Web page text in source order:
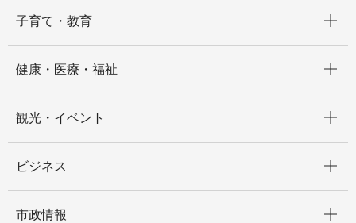
子育て・教育
健康・医療・福祉
観光・イベント
ビジネス
市政情報